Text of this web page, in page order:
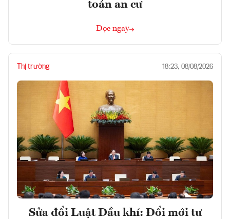
toán an cư
Đọc ngay
Thị trường 18:23, 08/08/2026
Sửa đổi Luật Dầu khí: Đổi mới tư